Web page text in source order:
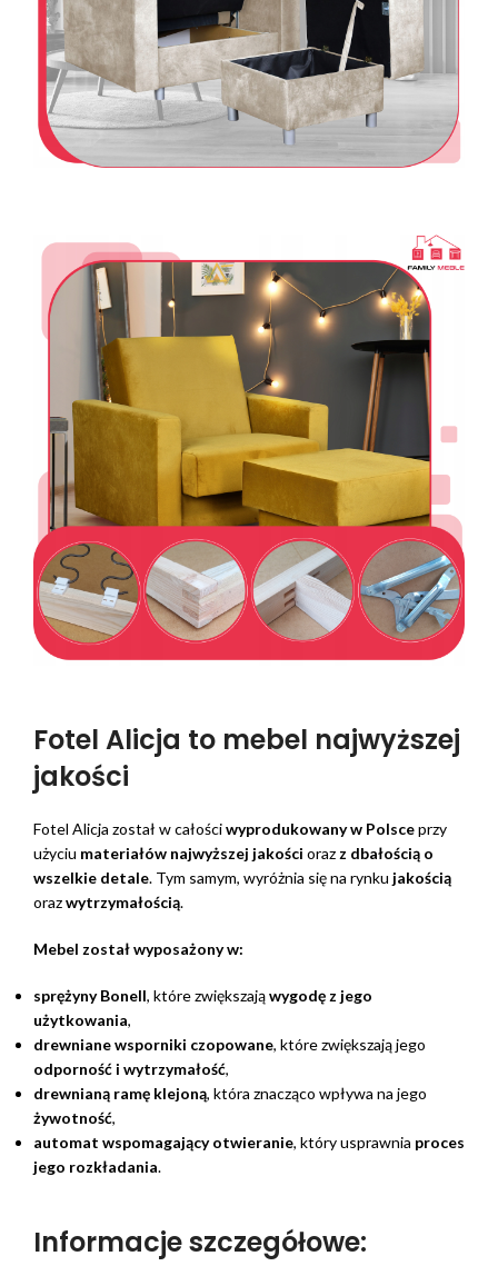
Fotel Alicja to mebel najwyższej
jakości
Fotel Alicja został w całościwyprodukowany w Polsceprzy
użyciu materiałów najwyższej jakości oraz z dbałością o
wszelkie detale. Tym samym, wyróżnia się na rynku jakością
orazwytrzymałością.
Mebel został wyposażony w:
sprężyny Bonell, które zwiększająwygodę z jego
użytkowania,
drewniane wsporniki czopowane, które zwiększają jego
odporność i wytrzymałość,
drewnianą ramę klejoną, która znacząco wpływa na jego
żywotność,
automat wspomagający otwieranie, który usprawnia proces
jego rozkładania.
Informacje szczegółowe: